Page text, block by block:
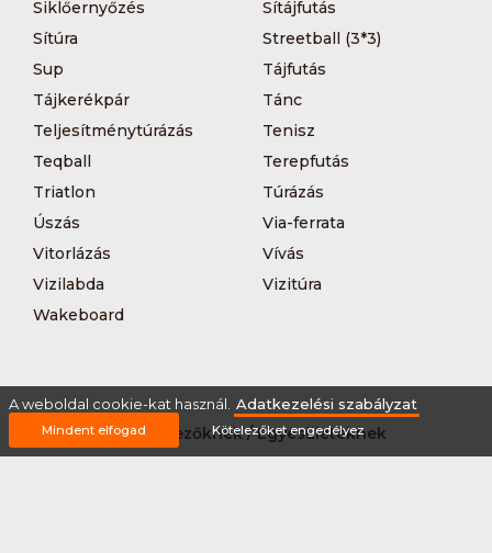
Siklőernyőzés
Sítájfutás
Sítúra
Streetball (3*3)
Sup
Tájfutás
Tájkerékpár
Tánc
Teljesítménytúrázás
Tenisz
Teqball
Terepfutás
Triatlon
Túrázás
Úszás
Via-ferrata
Vitorlázás
Vívás
Vizilabda
Vizitúra
Wakeboard
Rólunk
Szervezőknek / Egyesületeknek
A weboldal cookie-kat használ. Adatkezelési szabályzat
Mindent elfogad Kötelezőket engedélyez